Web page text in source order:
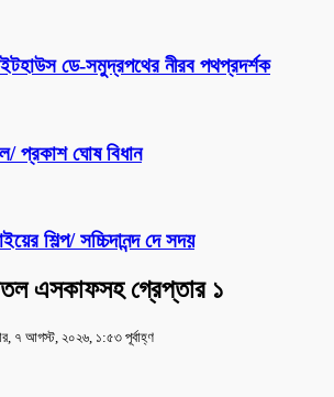
ডে-সমুদ্রপথের নীরব পথপ্রদর্শক
প্রকাশ ঘোষ বিধান
শিল্প/ সচ্চিদানন্দ দে সদয়
এসকাফসহ গ্রেপ্তার ১
৭ আগস্ট, ২০২৬, ১:৫৩ পূর্বাহ্ণ